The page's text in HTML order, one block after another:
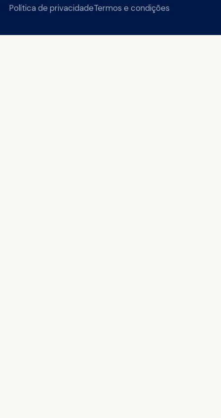
Política de privacidadeTermos e condições